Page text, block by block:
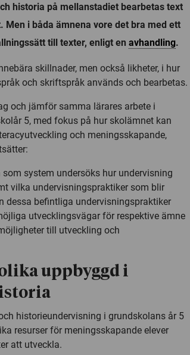
historia på mellanstadiet bearbetas text
Men i båda ämnena vore det bra med ett
till texter, enligt en avhandling.
skillnader, men också likheter, i hur
och skriftspråk används och bearbetas.
och jämför samma lärares arbete i
5, med fokus på hur skolämnet kan
och meningsskapande,
system undersöks hur undervisning
vilka undervisningspraktiker som blir
dessa befintliga undervisningspraktiker
utvecklingsvägar för respektive ämne
till utveckling och
uppbyggd i
historieundervisning i grundskolans år 5
resurser för meningsskapande elever
att utveckla.